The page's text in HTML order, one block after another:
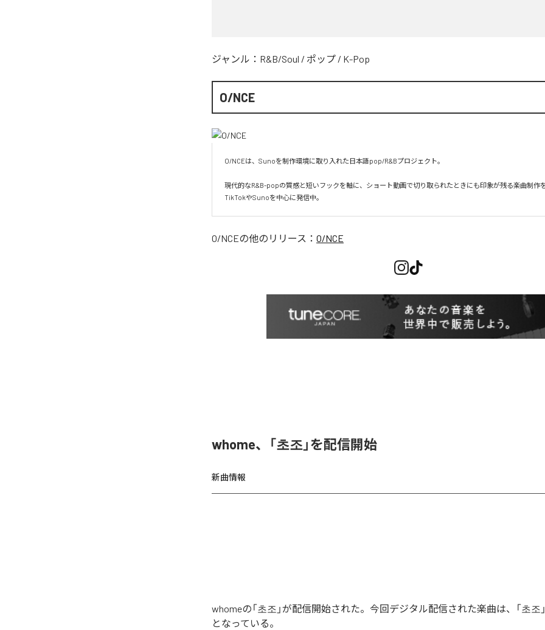
ジャンル： R&B/Soul / ポップ / K-Pop
O/NCE
O/NCEは、Sunoを制作環境に取り入れた日本語pop/R&Bプロジェクト。
現代的なR&B-popの質感と短いフックを軸に、ショート動画で切り取られたときにも印象が残る楽曲制作を
O/NCEの他のリリース： O/NCE
whome、「초조」を配信開始
新曲情報
whomeの「초조」が配信開始された。今回デジタル配信された楽曲は、「초조
となっている。